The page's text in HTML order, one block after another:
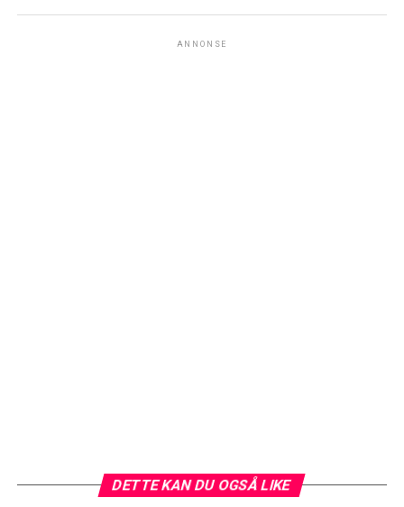
ANNONSE
DETTE KAN DU OGSÅ LIKE